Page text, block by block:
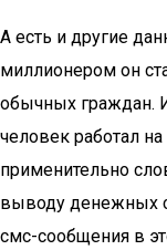
А есть и другие
миллионером он
обычных граждан.
человек работал
применительно
выводу денежных
смс-сообщения в